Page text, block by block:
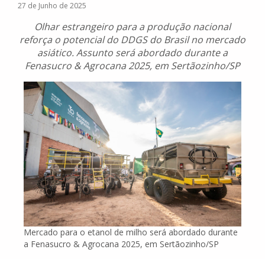
27 de Junho de 2025
Olhar estrangeiro para a produção nacional
reforça o potencial do DDGS do Brasil no mercado
asiático. Assunto será abordado durante a
Fenasucro & Agrocana 2025, em Sertãozinho/SP
Mercado para o etanol de milho será abordado durante
a Fenasucro & Agrocana 2025, em Sertãozinho/SP